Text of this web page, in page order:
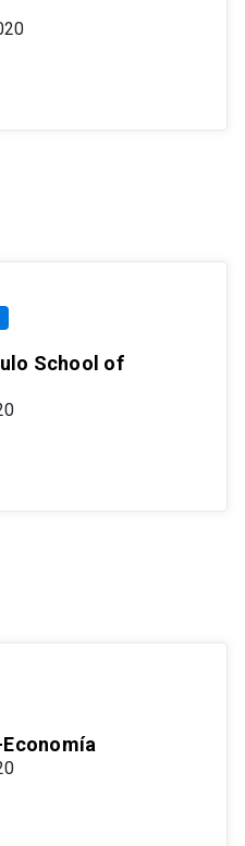
School of